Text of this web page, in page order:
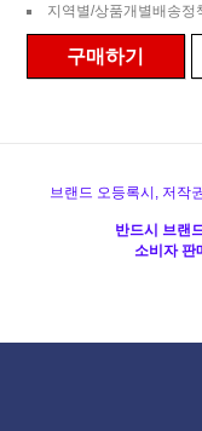
지역별/상품개별배송정
구매하기
브랜드 오등록시, 저작
반드시 브랜
소비자 판